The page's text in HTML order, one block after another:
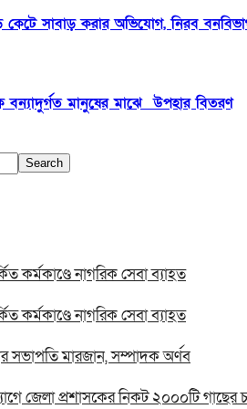
কেটে সাবাড় করার অভিযোগ, নিরব
বন্যাদুর্গত মানুষের মাঝে উপহার বিতরণ
Search
কর্মকাণ্ডে নাগরিক সেবা ব্যাহত
কর্মকাণ্ডে নাগরিক সেবা ব্যাহত
সভাপতি মারজান, সম্পাদক অর্ণব
প্রশাসকের নিকট ২০০০টি গাছের